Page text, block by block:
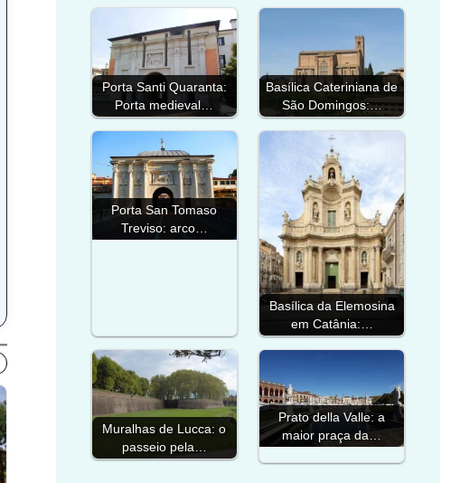
Porta Santi Quaranta:
Porta medieval…
Basílica Cateriniana de
São Domingos:…
Porta San Tomaso
Treviso: arco…
Basílica da Elemosina
em Catânia:…
Muralhas de Lucca: o
passeio pela…
Prato della Valle: a
maior praça da…